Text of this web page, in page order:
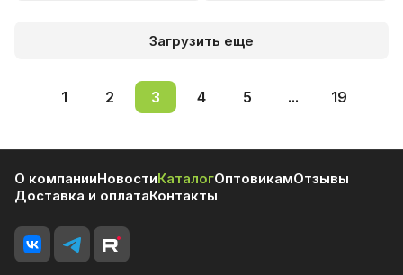
Загрузить еще
1 2 3 4 5 ... 19
О компанииНовостиКаталогОптовикамОтзывы
Доставка и оплатаКонтакты